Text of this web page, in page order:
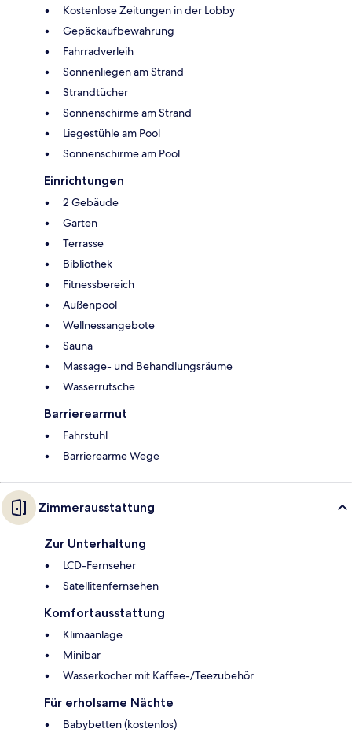
Kostenlose Zeitungen in der Lobby
Gepäckaufbewahrung
Fahrradverleih
Sonnenliegen am Strand
Strandtücher
Sonnenschirme am Strand
Liegestühle am Pool
Sonnenschirme am Pool
Einrichtungen
2 Gebäude
Garten
Terrasse
Bibliothek
Fitnessbereich
Außenpool
Wellnessangebote
Sauna
Massage- und Behandlungsräume
Wasserrutsche
Barrierearmut
Fahrstuhl
Barrierearme Wege
Zimmerausstattung
Zur Unterhaltung
LCD-Fernseher
Satellitenfernsehen
Komfortausstattung
Klimaanlage
Minibar
Wasserkocher mit Kaffee-/Teezubehör
Für erholsame Nächte
Babybetten (kostenlos)